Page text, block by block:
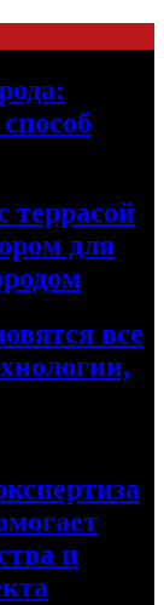
террасой
для
все
и